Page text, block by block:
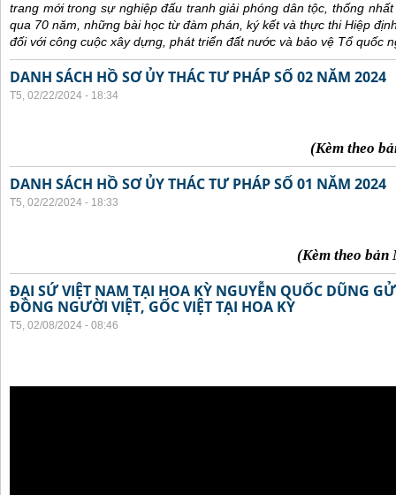
trang mới trong sự nghiệp đấu tranh giải phóng dân tộc, thống
qua 70 năm, những bài học từ đàm phán, ký kết và thực thi Hiệp
đối với công cuộc xây dựng, phát triển đất nước và bảo vệ Tổ quốc
DANH SÁCH HỒ SƠ ỦY THÁC TƯ PHÁP SỐ 02 NĂM 2024
T5, 02/22/2024 - 18:34
(Kèm theo
DANH SÁCH HỒ SƠ ỦY THÁC TƯ PHÁP SỐ 01 NĂM 2024
T5, 02/22/2024 - 18:33
(Kèm theo bản
ĐẠI SỨ VIỆT NAM TẠI HOA KỲ NGUYỄN QUỐC DŨNG
ĐỒNG NGƯỜI VIỆT, GỐC VIỆT TẠI HOA KỲ
T5, 02/08/2024 - 08:46